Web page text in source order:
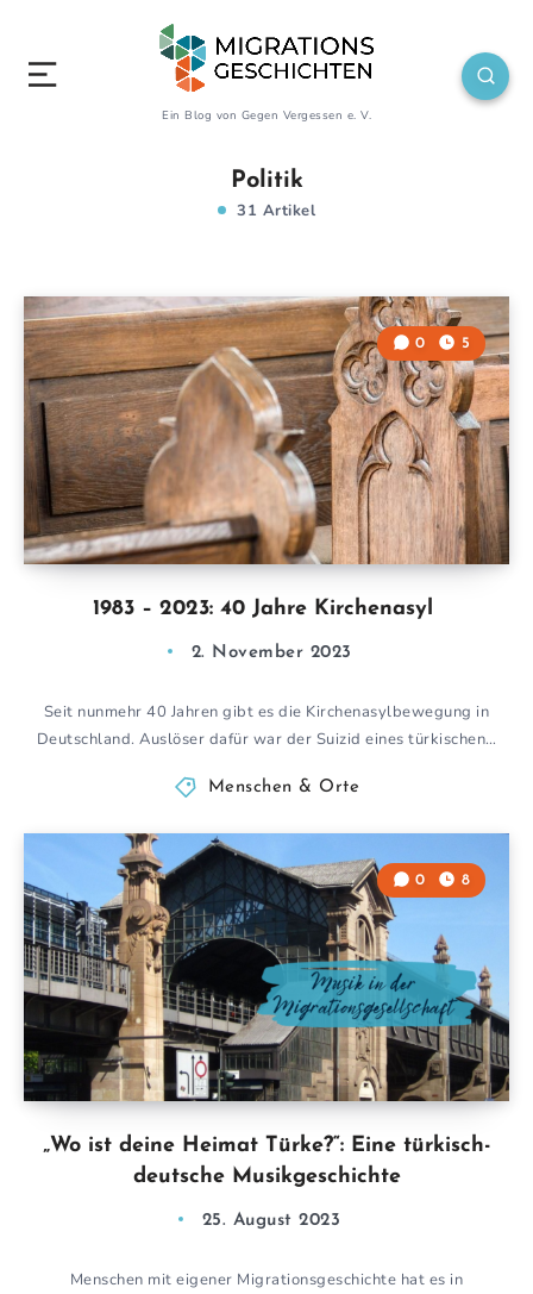
Ein Blog von Gegen Vergessen e. V.
Politik
31 Artikel
1983 – 2023: 40 Jahre Kirchenasyl
0 5
2. November 2023
Seit nunmehr 40 Jahren gibt es die Kirchenasylbewegung in
Deutschland. Auslöser dafür war der Suizid eines türkischen…
Menschen & Orte
„Wo ist deine Heimat Türke?“: Eine türkisch-
deutsche Musikgeschichte
0 8
25. August 2023
Menschen mit eigener Migrationsgeschichte hat es in